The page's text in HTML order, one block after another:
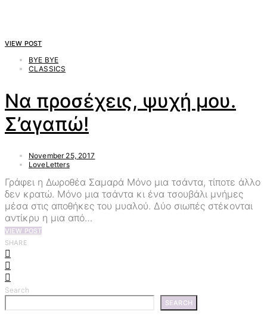
VIEW POST
BYE BYE
CLASSICS
Να προσέχεις, ψυχή μου.
Σ’αγαπώ!
November 25, 2017
LoveLetters
Γράφει η Δωροθέα Σαμαρά Μόνο μια τσάντα, τίποτε άλλο
δεν κρατώ. Μόνο μια τσάντα κι ένα τσουβάλι μνήμες
μέσα στις αποθήκες του μυαλού. Δύο σιωπές στέκονται
αντίκρυ η μια από…
VIEW POST
SHARE
Search
SEARCH